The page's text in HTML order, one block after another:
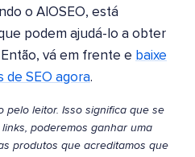
o AIOSEO, está
podem ajudá-lo a obter
vá em frente e baixe
SEO agora.
leitor. Isso significa que se
poderemos ganhar uma
produtos que acreditamos que